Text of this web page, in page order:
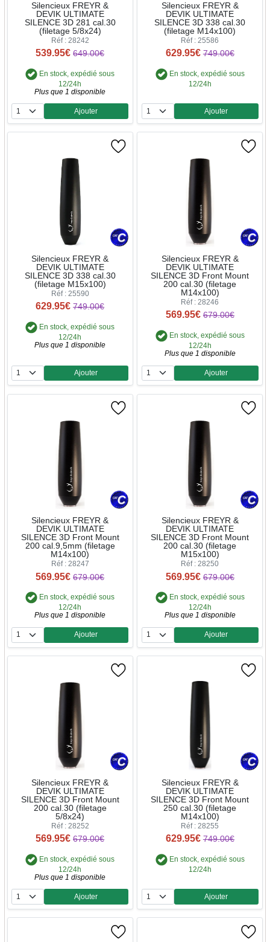
Silencieux FREYR &
DEVIK ULTIMATE
SILENCE 3D 281 cal.30
(filetage 5/8x24)
Réf : 28242
539.95€ 649.00€
En stock, expédié sous
12/24h
Plus que 1 disponible
Quantité
Ajouter
Silencieux FREYR &
DEVIK ULTIMATE
SILENCE 3D 338 cal.30
(filetage M14x100)
Réf : 25586
629.95€ 749.00€
En stock, expédié sous
12/24h
Quantité
Ajouter
Silencieux FREYR &
DEVIK ULTIMATE
SILENCE 3D 338 cal.30
(filetage M15x100)
Réf : 25590
629.95€ 749.00€
En stock, expédié sous
12/24h
Plus que 1 disponible
Quantité
Ajouter
Silencieux FREYR &
DEVIK ULTIMATE
SILENCE 3D Front Mount
200 cal.30 (filetage
M14x100)
Réf : 28246
569.95€ 679.00€
En stock, expédié sous
12/24h
Plus que 1 disponible
Quantité
Ajouter
Silencieux FREYR &
DEVIK ULTIMATE
SILENCE 3D Front Mount
200 cal.9,5mm (filetage
M14x100)
Réf : 28247
569.95€ 679.00€
En stock, expédié sous
12/24h
Plus que 1 disponible
Quantité
Ajouter
Silencieux FREYR &
DEVIK ULTIMATE
SILENCE 3D Front Mount
200 cal.30 (filetage
M15x100)
Réf : 28250
569.95€ 679.00€
En stock, expédié sous
12/24h
Plus que 1 disponible
Quantité
Ajouter
Silencieux FREYR &
DEVIK ULTIMATE
SILENCE 3D Front Mount
200 cal.30 (filetage
5/8x24)
Réf : 28252
569.95€ 679.00€
En stock, expédié sous
12/24h
Plus que 1 disponible
Quantité
Ajouter
Silencieux FREYR &
DEVIK ULTIMATE
SILENCE 3D Front Mount
250 cal.30 (filetage
M14x100)
Réf : 28255
629.95€ 749.00€
En stock, expédié sous
12/24h
Quantité
Ajouter